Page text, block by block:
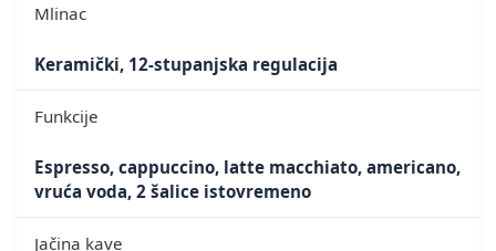
Mlinac
Keramički, 12-stupanjska regulacija
Funkcije
Espresso, cappuccino, latte macchiato, americano,
vruća voda, 2 šalice istovremeno
Jačina kave